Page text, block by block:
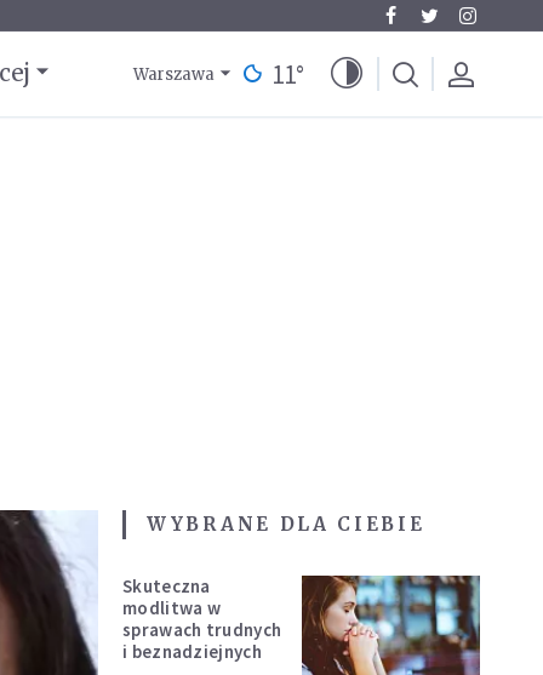
Warszawa 11°
WYBRANE DLA CIEBIE
Skuteczna
modlitwa w
sprawach trudnych
i beznadziejnych